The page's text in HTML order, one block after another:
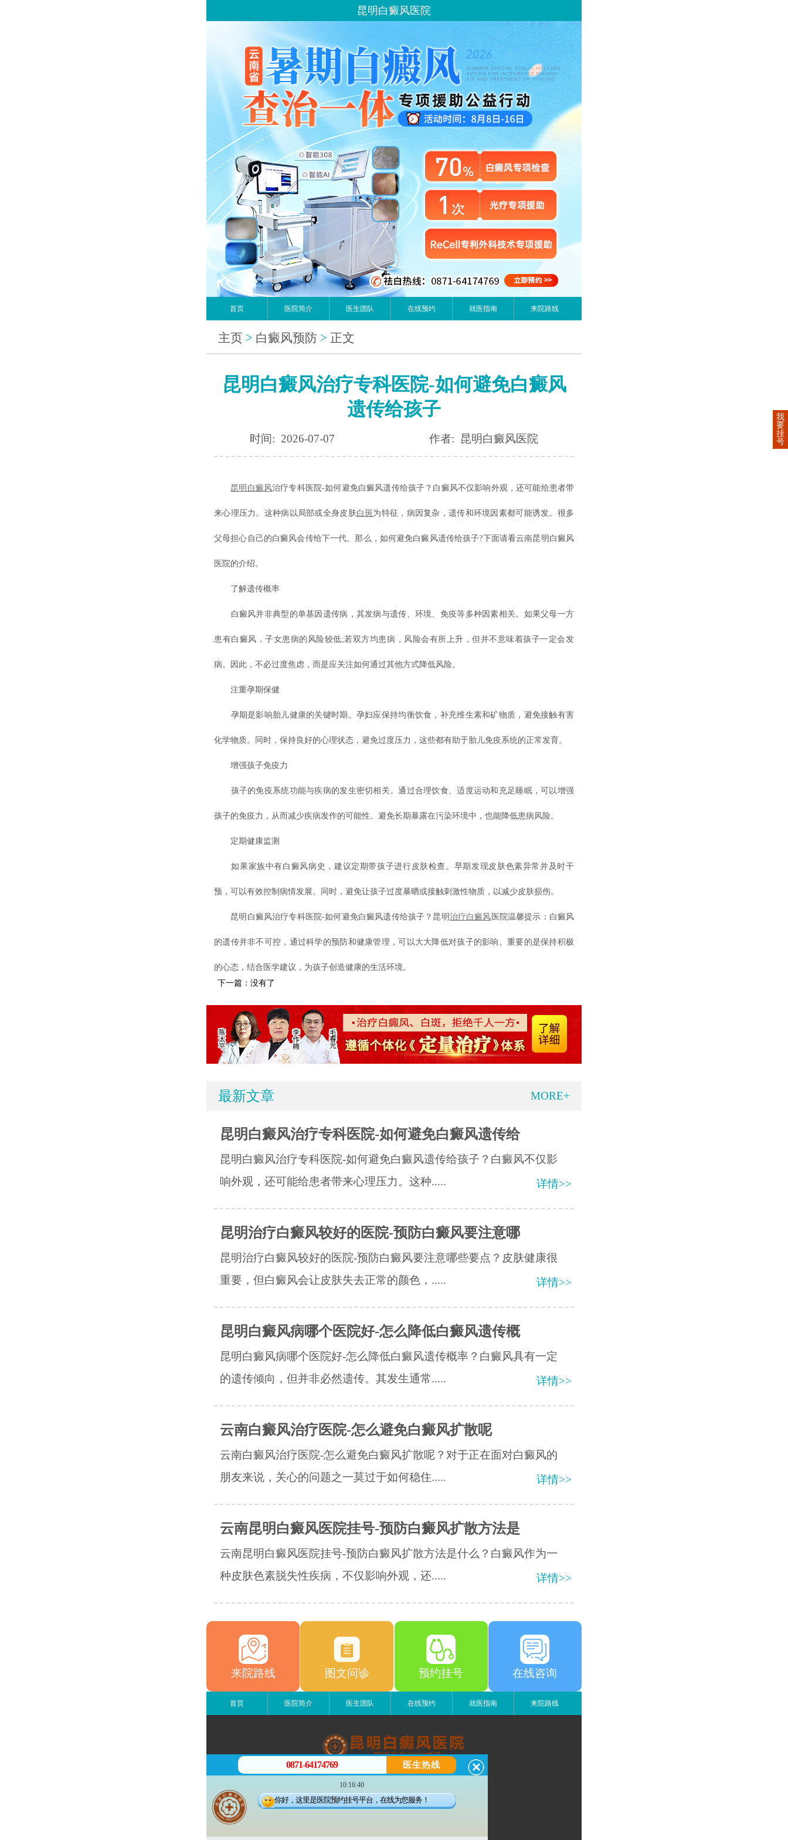
昆明白癜风医院
首页 医院简介 医生团队 在线预约 就医指南 来院路线
主页 > 白癜风预防 > 正文
昆明白癜风治疗专科医院-如何避免白癜风
遗传给孩子
时间: 2026-07-07 作者: 昆明白癜风医院
昆明 白癜风治疗专科医院-如何避免白癜风遗传给孩子？白癜风不仅影响外观，还可能给患者带
来心理压力。这种病以局部或全身皮肤白斑为特征，病因复杂，遗传和环境因素都可能诱发。很多
父母担心自己的白癜风会传给下一代。那么，如何避免白癜风遗传给孩子?下面请看云南昆明白癜风
医院的介绍。
了解遗传概率
白癜风并非典型的单基因遗传病，其发病与遗传、环境、免疫等多种因素相关。如果父母一方
患有白癜风，子女患病的风险较低;若双方均患病，风险会有所上升，但并不意味着孩子一定会发
病。因此，不必过度焦虑，而是应关注如何通过其他方式降低风险。
注重孕期保健
孕期是影响胎儿健康的关键时期。孕妇应保持均衡饮食，补充维生素和矿物质，避免接触有害
化学物质。同时，保持良好的心理状态，避免过度压力，这些都有助于胎儿免疫系统的正常发育。
增强孩子免疫力
孩子的免疫系统功能与疾病的发生密切相关。通过合理饮食、适度运动和充足睡眠，可以增强
孩子的免疫力，从而减少疾病发作的可能性。避免长期暴露在污染环境中，也能降低患病风险。
定期健康监测
如果家族中有白癜风病史，建议定期带孩子进行皮肤检查。早期发现皮肤色素异常并及时干
预，可以有效控制病情发展。同时，避免让孩子过度暴晒或接触刺激性物质，以减少皮肤损伤。
昆明白癜风治疗专科医院-如何避免白癜风遗传给孩子？昆明治疗白癜风 医院温馨提示：白癜风
的遗传并非不可控，通过科学的预防和健康管理，可以大大降低对孩子的影响。重要的是保持积极
的心态，结合医学建议，为孩子创造健康的生活环境。
下一篇：没有了
最新文章 MORE+
昆明白癜风治疗专科医院-如何避免白癜风遗传给
昆明白癜风治疗专科医院-如何避免白癜风遗传给孩子？白癜风不仅影
响外观，还可能给患者带来心理压力。这种.....
详情>>
昆明治疗白癜风较好的医院-预防白癜风要注意哪
昆明治疗白癜风较好的医院-预防白癜风要注意哪些要点？皮肤健康很
重要，但白癜风会让皮肤失去正常的颜色，.....
详情>>
昆明白癜风病哪个医院好-怎么降低白癜风遗传概
昆明白癜风病哪个医院好-怎么降低白癜风遗传概率？白癜风具有一定
的遗传倾向，但并非必然遗传。其发生通常.....
详情>>
云南白癜风治疗医院-怎么避免白癜风扩散呢
云南白癜风治疗医院-怎么避免白癜风扩散呢？对于正在面对白癜风的
朋友来说，关心的问题之一莫过于如何稳住.....
详情>>
云南昆明白癜风医院挂号-预防白癜风扩散方法是
云南昆明白癜风医院挂号-预防白癜风扩散方法是什么？白癜风作为一
种皮肤色素脱失性疾病，不仅影响外观，还.....
详情>>
来院路线 图文问诊 预约挂号 在线咨询
首页 医院简介 医生团队 在线预约 就医指南 来院路线
昆明白癜风医院
昆明市五华区护国路2号
版权所有：昆明白癜风医院
联系电话：0871-64174769
0871-64174769 医生热线
10:16:40
你好，这里是医院预约挂号平台，在线为您服务！
我
要
挂
号